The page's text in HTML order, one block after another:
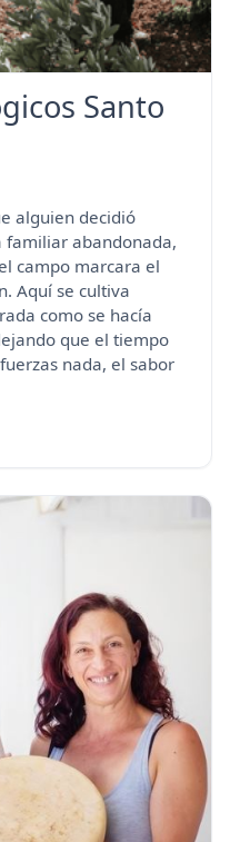
Santo
alguien decidió
familiar abandonada,
campo marcara el
Aquí se cultiva
como se hacía
que el tiempo
nada, el sabor